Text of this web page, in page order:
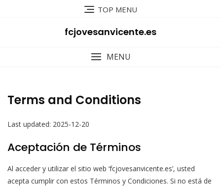
TOP MENU
fcjovesanvicente.es
MENU
Terms and Conditions
Last updated: 2025-12-20
Aceptación de Términos
Al acceder y utilizar el sitio web ‘fcjovesanvicente.es’, usted
acepta cumplir con estos Términos y Condiciones. Si no está de